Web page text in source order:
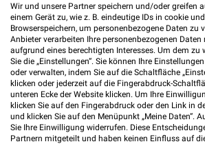
14,5 km
Sommer 2026
Gültig bis Di. 01.09.
Mehr
Gültig ab
Jeans Fritz Tchibo
Wir und unsere Partner speichern und/oder greifen
einem Gerät zu, wie z. B. eindeutige IDs in cookie
Browserspeichern, um personenbezogene Daten zu
Anbieter verarbeiten Ihre personenbezogenen
aufgrund eines berechtigten Interesses. Um dem zu
Sie die „Einstellungen“. Sie können Ihre
oder verwalten, indem Sie auf die Schaltfläche
klicken oder jederzeit auf die Fingerabdruck-
unteren Ecke der Website klicken. Um Ihre
klicken Sie auf den Fingerabdruck oder den Link in
und klicken Sie auf den Menüpunkt „Meine Daten“.
Sie Ihre Einwilligung widerrufen. Diese
Partnern mitgeteilt und haben keinen Einfluss auf